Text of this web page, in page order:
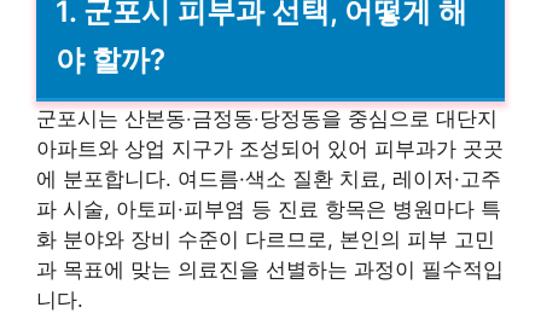
1. 군포시 피부과 선택, 어떻게 해
야 할까?
군포시는 산본동‧금정동‧당정동을 중심으로 대단지
아파트와 상업 지구가 조성되어 있어 피부과가 곳곳
에 분포합니다. 여드름·색소 질환 치료, 레이저·고주
파 시술, 아토피·피부염 등 진료 항목은 병원마다 특
화 분야와 장비 수준이 다르므로, 본인의 피부 고민
과 목표에 맞는 의료진을 선별하는 과정이 필수적입
니다.